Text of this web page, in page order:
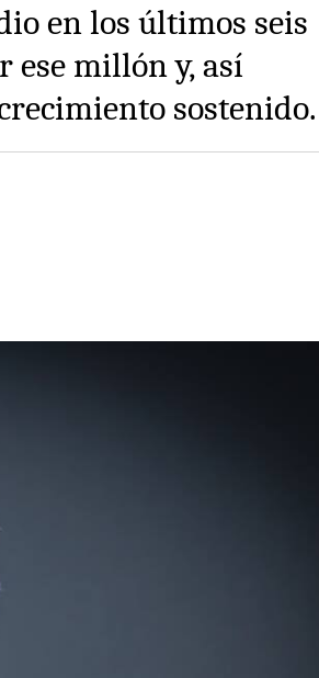
en los últimos seis
ese millón y, así
sostenido.